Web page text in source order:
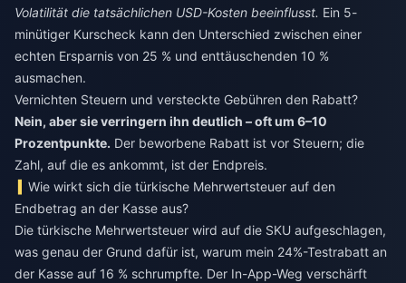
Volatilität die tatsächlichen USD-Kosten beeinflusst. Ein 5-
minütiger Kurscheck kann den Unterschied zwischen einer
echten Ersparnis von 25 % und enttäuschenden 10 %
ausmachen.
Vernichten Steuern und versteckte Gebühren den Rabatt?
Nein, aber sie verringern ihn deutlich – oft um 6–10
Prozentpunkte. Der beworbene Rabatt ist vor Steuern; die
Zahl, auf die es ankommt, ist der Endpreis.
Wie wirkt sich die türkische Mehrwertsteuer auf den
Endbetrag an der Kasse aus?
Die türkische Mehrwertsteuer wird auf die SKU aufgeschlagen,
was genau der Grund dafür ist, warum mein 24%-Testrabatt an
der Kasse auf 16 % schrumpfte. Der In-App-Weg verschärft